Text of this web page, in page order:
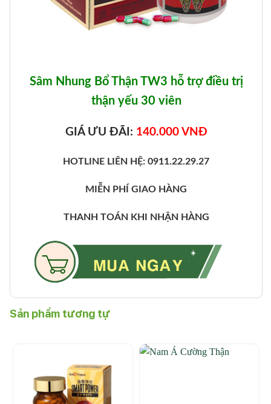
Sâm Nhung Bổ Thận TW3 hỗ trợ điều trị
thận yếu 30 viên
GIÁ ƯU ĐÃI: 140.000 VNĐ
HOTLINE LIÊN HỆ: 0911.22.29.27
MIỄN PHÍ GIAO HÀNG
THANH TOÁN KHI NHẬN HÀNG
Sản phẩm tương tự